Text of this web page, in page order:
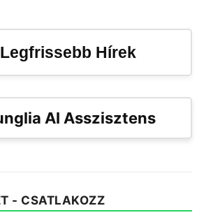
Legfrissebb Hírek
AI Asszisztens
- CSATLAKOZZ